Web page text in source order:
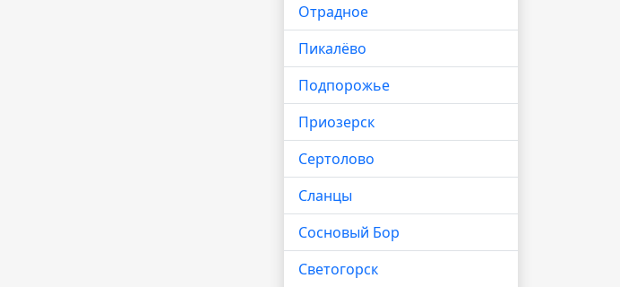
Отрадное
Пикалёво
Подпорожье
Приозерск
Сертолово
Сланцы
Сосновый Бор
Светогорск